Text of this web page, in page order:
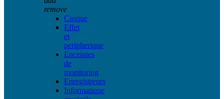
remove
Casque
Effet
et
peripherique
Enceintes
de
monitoring
Enregistreurs
Informatique